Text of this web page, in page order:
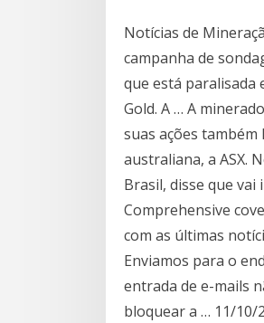
Notícias de
campanha de
que está paralisada
Gold. A … A
suas ações também
australiana, a ASX.
Brasil, disse que
Comprehensive
com as últimas
Enviamos para o
entrada de e-mails
bloquear a … 11/10/